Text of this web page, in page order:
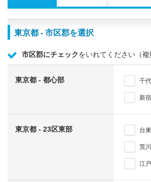
東京都 - 市区郡を選択
市区郡にチェックをいれてください（複
東京都 - 都心部 千
新
東京都 - 23区東部 台
荒
江